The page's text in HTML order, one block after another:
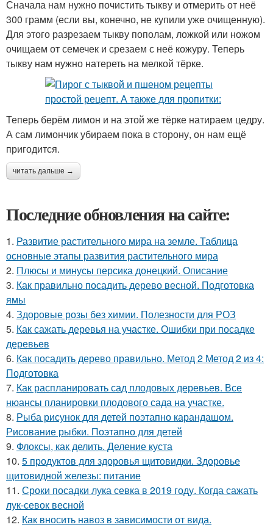
Сначала нам нужно почистить тыкву и отмерить от неё
300 грамм (если вы, конечно, не купили уже очищенную).
Для этого разрезаем тыкву пополам, ложкой или ножом
очищаем от семечек и срезаем с неё кожуру. Теперь
тыкву нам нужно натереть на мелкой тёрке.
Теперь берём лимон и на этой же тёрке натираем цедру.
А сам лимончик убираем пока в сторону, он нам ещё
пригодится.
читать дальше →
Последние обновления на сайте:
1. Развитие растительного мира на земле. Таблица
основные этапы развития растительного мира
2. Плюсы и минусы персика донецкий. Описание
3. Как правильно посадить дерево весной. Подготовка
ямы
4. Здоровые розы без химии. Полезности для РОЗ
5. Как сажать деревья на участке. Ошибки при посадке
деревьев
6. Как посадить дерево правильно. Метод 2 Метод 2 из 4:
Подготовка
7. Как распланировать сад плодовых деревьев. Все
нюансы планировки плодового сада на участке.
8. Рыба рисунок для детей поэтапно карандашом.
Рисование рыбки. Поэтапно для детей
9. Флоксы, как делить. Деление куста
10. 5 продуктов для здоровья щитовидки. Здоровье
щитовидной железы: питание
11. Сроки посадки лука севка в 2019 году. Когда сажать
лук-севок весной
12. Как вносить навоз в зависимости от вида.